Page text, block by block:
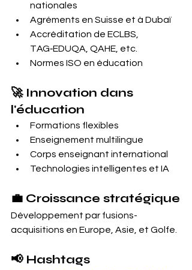
nationales
Agréments en Suisse et à Dubaï
Accréditation de ECLBS,
TAG‑EDUQA, QAHE, etc.
Normes ISO en éducation
🚀 Innovation dans
l'éducation
Formations flexibles
Enseignement multilingue
Corps enseignant international
Technologies intelligentes et IA
💼 Croissance stratégique
Développement par fusions-
acquisitions en Europe, Asie, et Golfe.
📢 Hashtags